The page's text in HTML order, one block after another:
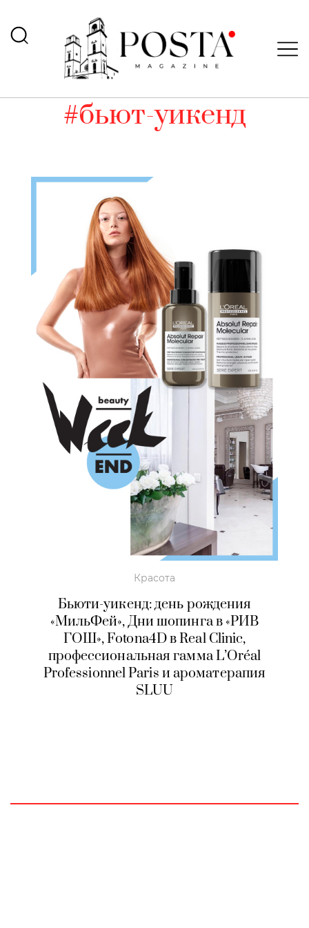
#бьют-уикенд
Красота
Бьюти-уикенд: день рождения
«МильФей», Дни шопинга в «РИВ
ГОШ», Fotona4D в Real Clinic,
профессиональная гамма L’Oréal
Professionnel Paris и ароматерапия
SLUU